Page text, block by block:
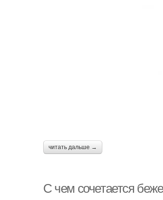
читать дальше →
С чем сочетается